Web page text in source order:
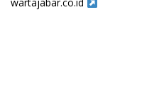
wartajabar.co.id